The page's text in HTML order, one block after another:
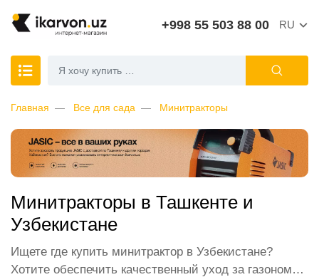
+998 55 503 88 00 RU
Главная Все для сада Минитракторы
Минитракторы в Ташкенте и
Узбекистане
Ищете где купить минитрактор в Узбекистане?
Хотите обеспечить качественный уход за газоном?